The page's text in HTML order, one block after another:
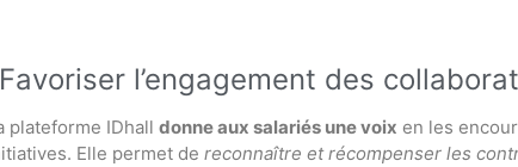
Favoriser l’engagement des
plateforme IDhall donne aux salariés une voix en les
Elle permet de reconnaître et récompenser les